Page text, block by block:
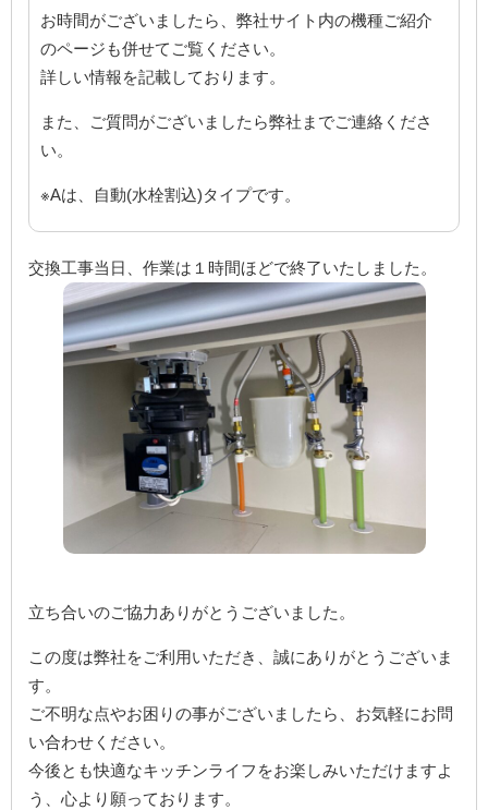
お時間がございましたら、弊社サイト内の機種ご紹介
のページも併せてご覧ください。
詳しい情報を記載しております。
また、ご質問がございましたら弊社までご連絡くださ
い。
※Aは、自動(水栓割込)タイプです。
交換工事当日、作業は１時間ほどで終了いたしました。
立ち合いのご協力ありがとうございました。
この度は弊社をご利用いただき、誠にありがとうございま
す。
ご不明な点やお困りの事がございましたら、お気軽にお問
い合わせください。
今後とも快適なキッチンライフをお楽しみいただけますよ
う、心より願っております。